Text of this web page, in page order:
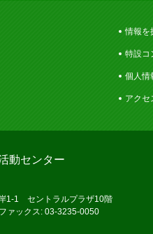
情報を
特設コ
個人情
アクセ
動センター
1-1 セントラルプラザ10階
ァックス: 03-3235-0050